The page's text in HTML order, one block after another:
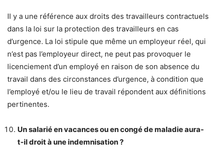
Il y a une référence aux droits des travailleurs contractuels
dans la loi sur la protection des travailleurs en cas
d’urgence. La loi stipule que même un employeur réel, qui
n’est pas l’employeur direct, ne peut pas provoquer le
licenciement d’un employé en raison de son absence du
travail dans des circonstances d’urgence, à condition que
l’employé et/ou le lieu de travail répondent aux définitions
pertinentes.
Un salarié en vacances ou en congé de maladie aura-
t-il droit à une indemnisation ?